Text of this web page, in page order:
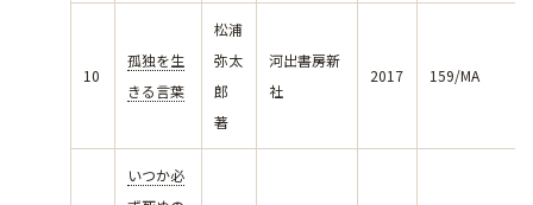
10
孤独を生
きる言葉
松浦
弥太
郎
著
河出書房新
社
2017 159/MA
いつか必